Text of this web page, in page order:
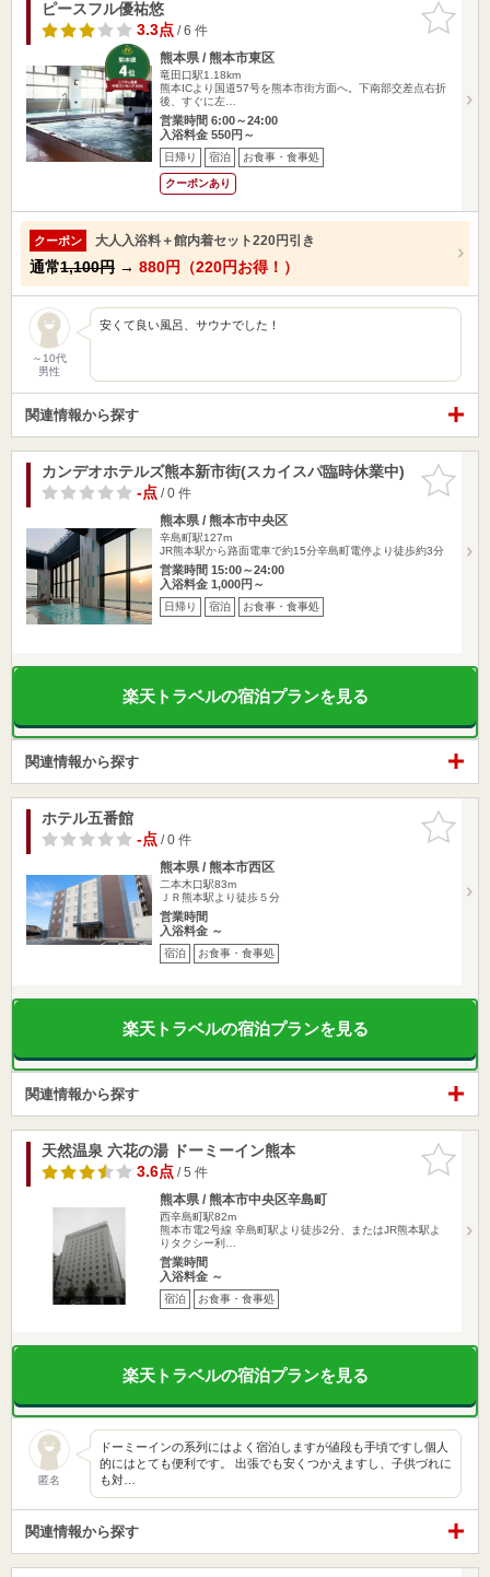
お気に入
りに追加
ピースフル優祐悠
3.3点/ 6 件
熊本県 / 熊本市東区
竜田口駅1.18km
熊本ICより国道57号を熊本市街方面へ。下南部交差点右折
後、すぐに左…
営業時間 6:00～24:00
入浴料金 550円～
日帰り 宿泊 お食事・食事処
クーポンあり
クーポン 大人入浴料＋館内着セット220円引き
通常1,100円 → 880円（220円お得！）
～10代
男性
安くて良い風呂、サウナでした！
関連情報から探す
お気に入
りに追加
カンデオホテルズ熊本新市街(スカイスパ臨時休業中)
-点/ 0 件
熊本県 / 熊本市中央区
辛島町駅127m
JR熊本駅から路面電車で約15分辛島町電停より徒歩約3分
営業時間 15:00～24:00
入浴料金 1,000円～
日帰り 宿泊 お食事・食事処
楽天トラベルの宿泊プランを見る
関連情報から探す
お気に入
りに追加
ホテル五番館
-点/ 0 件
熊本県 / 熊本市西区
二本木口駅83m
ＪＲ熊本駅より徒歩５分
営業時間
入浴料金 ～
宿泊 お食事・食事処
楽天トラベルの宿泊プランを見る
関連情報から探す
お気に入
りに追加
天然温泉 六花の湯 ドーミーイン熊本
3.6点/ 5 件
熊本県 / 熊本市中央区辛島町
西辛島町駅82m
熊本市電2号線 辛島町駅より徒歩2分、またはJR熊本駅よ
りタクシー利…
営業時間
入浴料金 ～
宿泊 お食事・食事処
楽天トラベルの宿泊プランを見る
匿名
ドーミーインの系列にはよく宿泊しますが値段も手頃ですし個人
的にはとても便利です。 出張でも安くつかえますし、子供づれに
も対…
関連情報から探す